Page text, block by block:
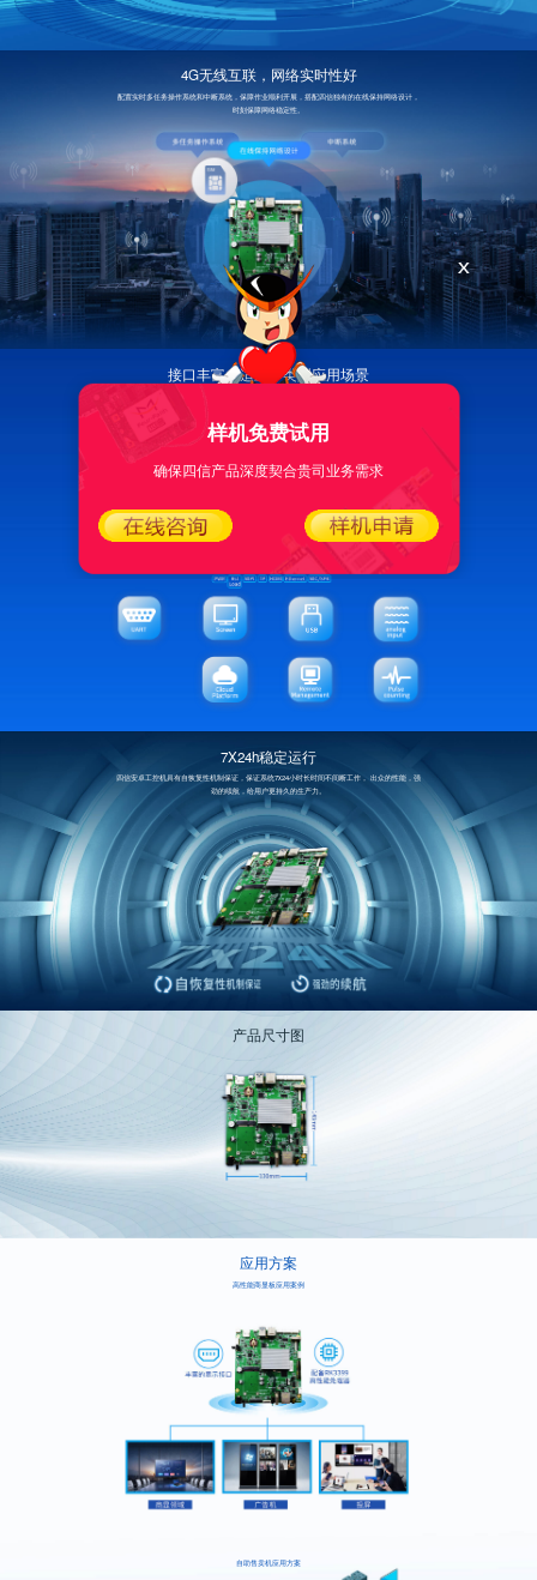
4G无线互联，网络实时性好
配置实时多任务操作系统和中断系统，保障作业顺利开展，搭配四信独有的在线保持网络设计，
时刻保障网络稳定性。
接口丰富，适应多类型应用场景
工控机有着丰富接口、显示接口、USB、串口、网络、功放等，丰富的设备接口可以适应多类型
应用场景的多功能输入输出，保证工控机能与各种外设无缝对接，能与各种信号打交道， 让控制
和检测过程更加智能化，有利于提高生产和工作效率
7X24h稳定运行
四信安卓工控机具有自恢复性机制保证，保证系统7x24小时长时间不间断工作， 出众的性能，强
劲的续航，给用户更持久的生产力。
产品尺寸图
应用方案
高性能商显板应用案例
自助售卖机应用方案
样机免费试用
确保四信产品深度契合贵司业务需求